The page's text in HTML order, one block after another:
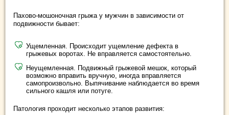
Пахово-мошоночная грыжа у мужчин в зависимости от
подвижности бывает:
Ущемленная. Происходит ущемление дефекта в
грыжевых воротах. Не вправляется самостоятельно.
Неущемленная. Подвижный грыжевой мешок, который
возможно вправить вручную, иногда вправляется
самопроизвольно. Выпячивание наблюдается во время
сильного кашля или потуге.
Патология проходит несколько этапов развития: